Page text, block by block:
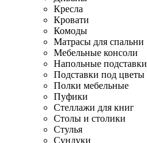
Кресла
Кровати
Комоды
Матрасы для спальни
Мебельные консоли
Напольные подставки
Подставки под цветы
Полки мебельные
Пуфики
Стеллажи для книг
Столы и столики
Стулья
Сундуки